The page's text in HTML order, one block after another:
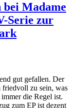
Madame
Serie zur
gut gefallen. Der
friedvoll zu sein, was
die Regel ist.
zum EP ist dezent